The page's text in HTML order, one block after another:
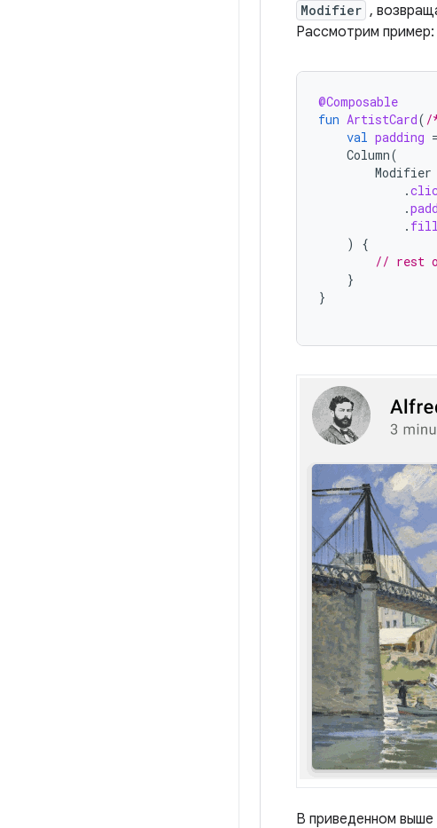
Modifier ,
Рассмотрим пример:
@Composable
fun ArtistCard( /
val padding =
Column(
Modifier
.
.
.
)
{
// rest
}
}
В приведенном выше